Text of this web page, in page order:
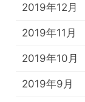
2019年12月
2019年11月
2019年10月
2019年9月